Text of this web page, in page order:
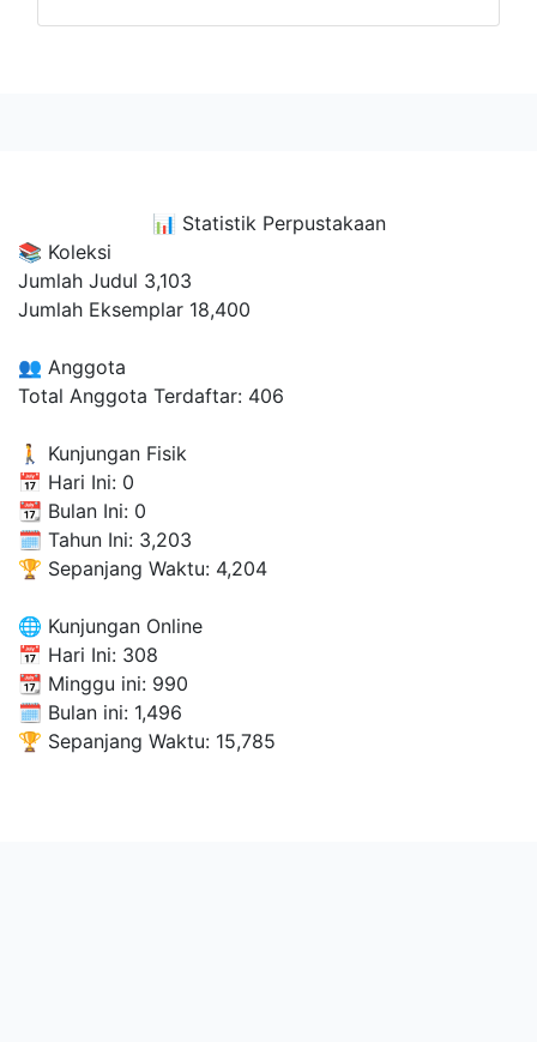
📊 Statistik Perpustakaan
📚 Koleksi
Jumlah Judul 3,103
Jumlah Eksemplar 18,400
👥 Anggota
Total Anggota Terdaftar: 406
🚶 Kunjungan Fisik
📅 Hari Ini: 0
📆 Bulan Ini: 0
🗓 Tahun Ini: 3,203
🏆 Sepanjang Waktu: 4,204
🌐 Kunjungan Online
📅 Hari Ini: 308
📆 Minggu ini: 990
🗓 Bulan ini: 1,496
🏆 Sepanjang Waktu: 15,785